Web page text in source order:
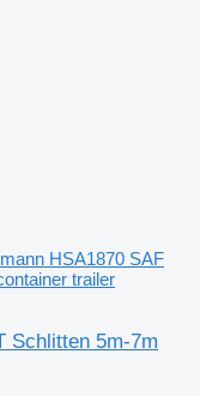
HSA1870 SAF
trailer
Schlitten 5m-7m